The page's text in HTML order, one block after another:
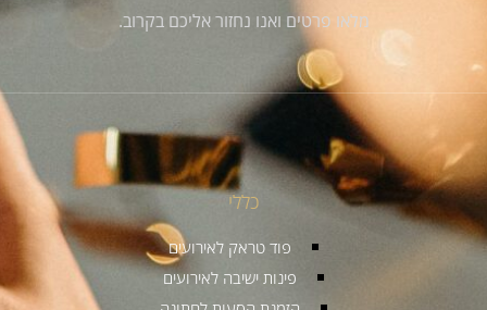
מלאו פרטים ואנו נחזור אליכם בקרוב.
כללי
פוד טראק לאירועים
פינות ישיבה לאירועים